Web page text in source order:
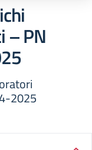
– PN
2025